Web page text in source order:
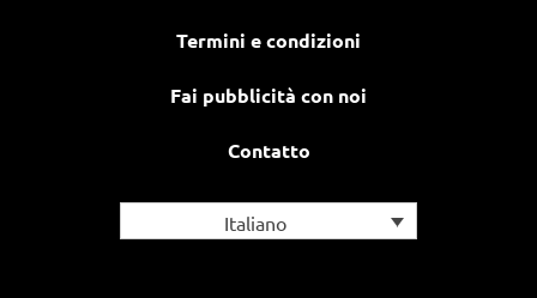
Termini e condizioni
Fai pubblicità con noi
Contatto
Italiano